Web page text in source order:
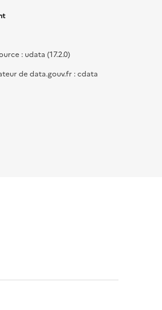
: udata (17.2.0)
de data.gouv.fr : cdata